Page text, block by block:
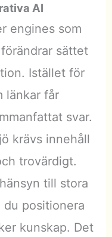
AI
engines som
sättet
Istället för
länkar får
svar.
krävs innehåll
trovärdigt.
till stora
du positionera
kunskap. Det